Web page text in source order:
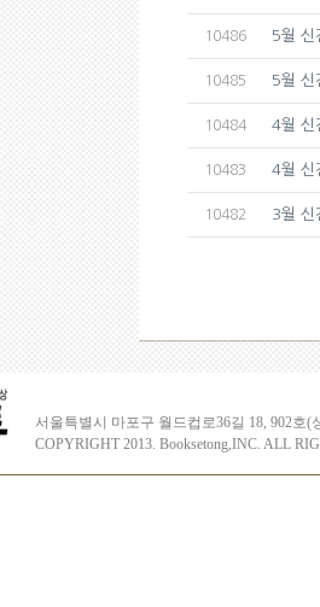
10486 5월 신
10485 5월 신
10484 4월 신
10483 4월 신
10482 3월 신
서울특별시 마포구 월드컵로36길 18, 902호
COPYRIGHT 2013. Booksetong,INC. ALL